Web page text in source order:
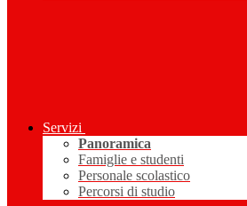
Servizi
Panoramica
Famiglie e studenti
Personale scolastico
Percorsi di studio